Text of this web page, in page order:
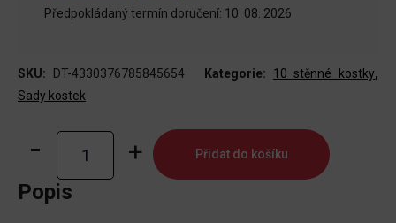
Předpokládaný termín doručení: 10. 08. 2026
SKU: DT-4330376785845654 Kategorie: 10 stěnné kostky,
Sady kostek
Nebula
Nocturnal/modá
Luminary
Přidat do košíku
Popis